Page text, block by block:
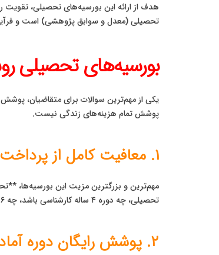
هدف از ارائه این بورسیه‌های تحصیلی،
تحصیلی (معدل و سوابق پژوهشی) است و
بورسیه‌های تحصیلی
پوشش تمام هزینه‌های زندگی نیست.
۱. معافیت کامل از پرداخت شهریه (مزیت اصلی بورسیه‌های تحصیلی روسیه)
تحصیلی، چه دوره ۴ ساله کارشناسی باشد، چه ۶ ساله پزشکی یا ۲ ساله کارشناسی ارشد.
۲. پوشش رایگان دوره آمادگی زبان (پادفک)